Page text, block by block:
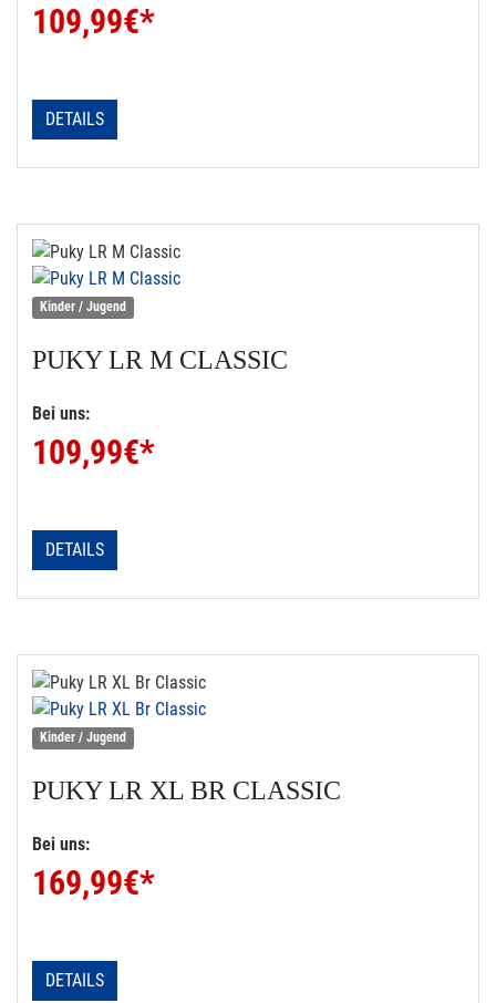
109,99€*
DETAILS
Kinder / Jugend
PUKYLR M CLASSIC
Bei uns:
109,99€*
DETAILS
Kinder / Jugend
PUKYLR XL BR CLASSIC
Bei uns:
169,99€*
DETAILS